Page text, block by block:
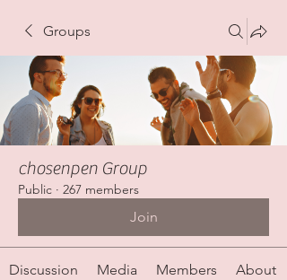
Groups
chosenpen Group
Public · 267 members
Join
Discussion Media Members About